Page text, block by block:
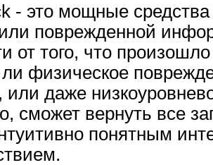
- это мощные
поврежденной
от того, что
физическое
даже
сможет вернуть все
понятным